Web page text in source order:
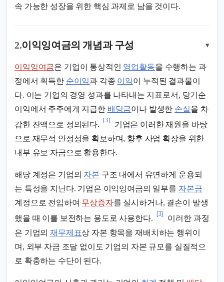
속 가능한 성장을 위한 핵심 과제로 남을 것이다.
2.이익잉여금의 개념과 구성 ▾
이익잉여금은 기업이 통상적인 영업활동을 수행하는 과
정에서 획득한 순이익과 각종 이익이 누적된 결과물이
다. 이는 기업의 경영 성과를 나타내는 지표로서, 당기순
이익에서 주주에게 지급한 배당금이나 발생한 손실을 차
감한 잔액으로 정의된다.
[3]
기업은 이러한 재원을 바탕
으로 재무적 안정성을 확보하며, 향후 사업 확장을 위한
내부 유보 자금으로 활용한다.
해당 계정은 기업의 자본 구조 내에서 유연하게 운용되
는 특성을 지닌다. 기업은 이익잉여금의 일부를 자본금
계정으로 전입하여 무상증자를 실시하거나, 결손이 발생
했을 때 이를 보전하는 용도로 사용한다.
[3]
이러한 과정
은 기업의재무제표상 자본 항목을 재배치하는 행위이
며, 외부 자금 조달 없이도 기업의 자본 규모를 실질적으
로 확충하는 수단이 된다.